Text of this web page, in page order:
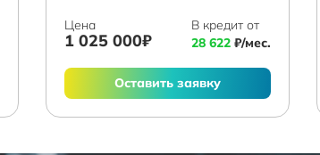
Цена
1 025 000₽
В кредит от
28 622 ₽/мес.
Оставить заявку